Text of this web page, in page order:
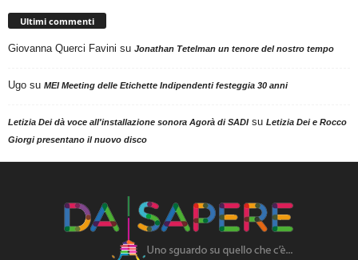
Ultimi commenti
Giovanna Querci Favini su Jonathan Tetelman un tenore del nostro tempo
Ugo su MEI Meeting delle Etichette Indipendenti festeggia 30 anni
Letizia Dei dà voce all'installazione sonora Agorà di SADIsu Letizia Dei e Rocco
Giorgi presentano il nuovo disco